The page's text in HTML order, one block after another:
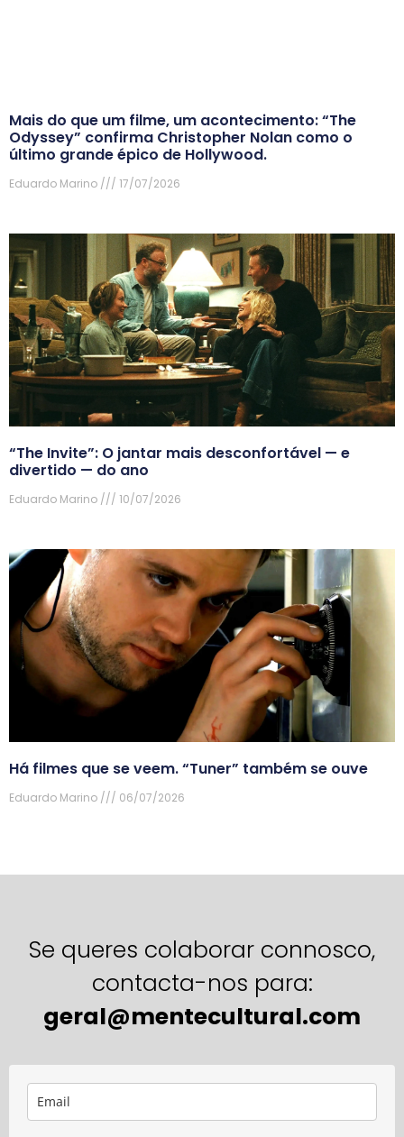
Mais do que um filme, um acontecimento: “The
Odyssey” confirma Christopher Nolan como o
último grande épico de Hollywood.
Eduardo Marino 17/07/2026
“The Invite”: O jantar mais desconfortável — e
divertido — do ano
Eduardo Marino 10/07/2026
Há filmes que se veem. “Tuner” também se ouve
Eduardo Marino 06/07/2026
Se queres colaborar connosco,
contacta-nos para:
geral@mentecultural.com